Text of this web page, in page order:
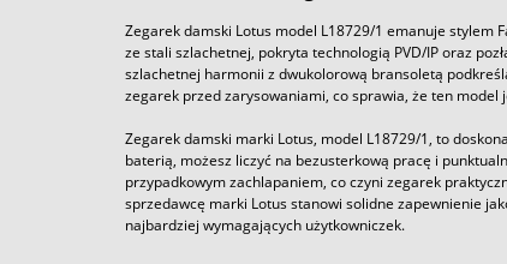
Zegarek damski Lotus model L18729/1 emanuje stylem
ze stali szlachetnej, pokryta technologią PVD/IP oraz
szlachetnej harmonii z dwukolorową bransoletą
zegarek przed zarysowaniami, co sprawia, że ten
Zegarek damski marki Lotus, model L18729/1, to
baterią, możesz liczyć na bezusterkową pracę i
przypadkowym zachlapaniem, co czyni zegarek
sprzedawcę marki Lotus stanowi solidne zapewnienie
najbardziej wymagających użytkowniczek.